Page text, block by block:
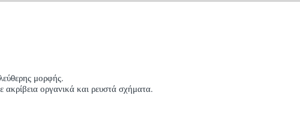
μορφής.
ακρίβεια οργανικά και ρευστά σχήματα.